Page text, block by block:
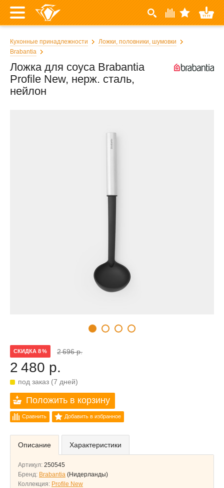
Кухонные принадлежности
Ложки, половники, шумовки
Brabantia
Ложка для соуса Brabantia
Profile New, нерж. сталь,
нейлон
СКИДКА 8 % 2 696 р.
2 480 р.
под заказ (7 дней)
Положить в корзину
Сравнить Добавить в избранное
Описание Характеристики
Артикул: 250545
Бренд: Brabantia (Нидерланды)
Коллекция: Profile New